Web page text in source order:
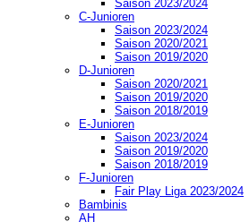
Saison 2023/2024
C-Junioren
Saison 2023/2024
Saison 2020/2021
Saison 2019/2020
D-Junioren
Saison 2020/2021
Saison 2019/2020
Saison 2018/2019
E-Junioren
Saison 2023/2024
Saison 2019/2020
Saison 2018/2019
F-Junioren
Fair Play Liga 2023/2024
Bambinis
AH